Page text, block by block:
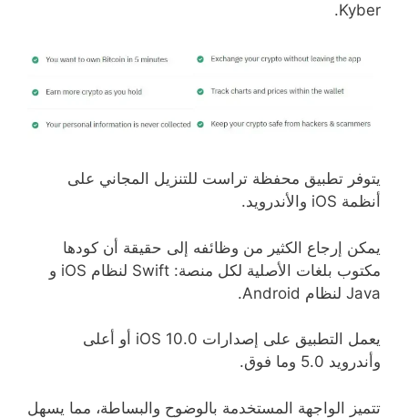
Kyber.
يتوفر تطبيق محفظة تراست للتنزيل المجاني على
أنظمة iOS والأندرويد.
يمكن إرجاع الكثير من وظائفه إلى حقيقة أن كودها
مكتوب بلغات الأصلية لكل منصة: Swift لنظام iOS و
Java لنظام Android.
يعمل التطبيق على إصدارات iOS 10.0 أو أعلى
وأندرويد 5.0 وما فوق.
تتميز الواجهة المستخدمة بالوضوح والبساطة، مما يسهل